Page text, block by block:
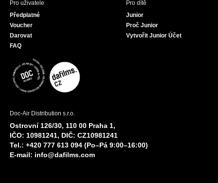
Pro uživatele
Předplatné
Voucher
Darovat
FAQ
Pro dítě
Junior
Proč Junior
Vytvořit Junior Účet
Doc-Air Distribution s.r.o.
Ostrovní 126/30, 110 00 Praha 1,
IČO: 10981241, DIČ: CZ10981241
Tel.: +420 777 613 094 (Po–Pá 9:00–16:00)
E-mail: info@dafilms.com